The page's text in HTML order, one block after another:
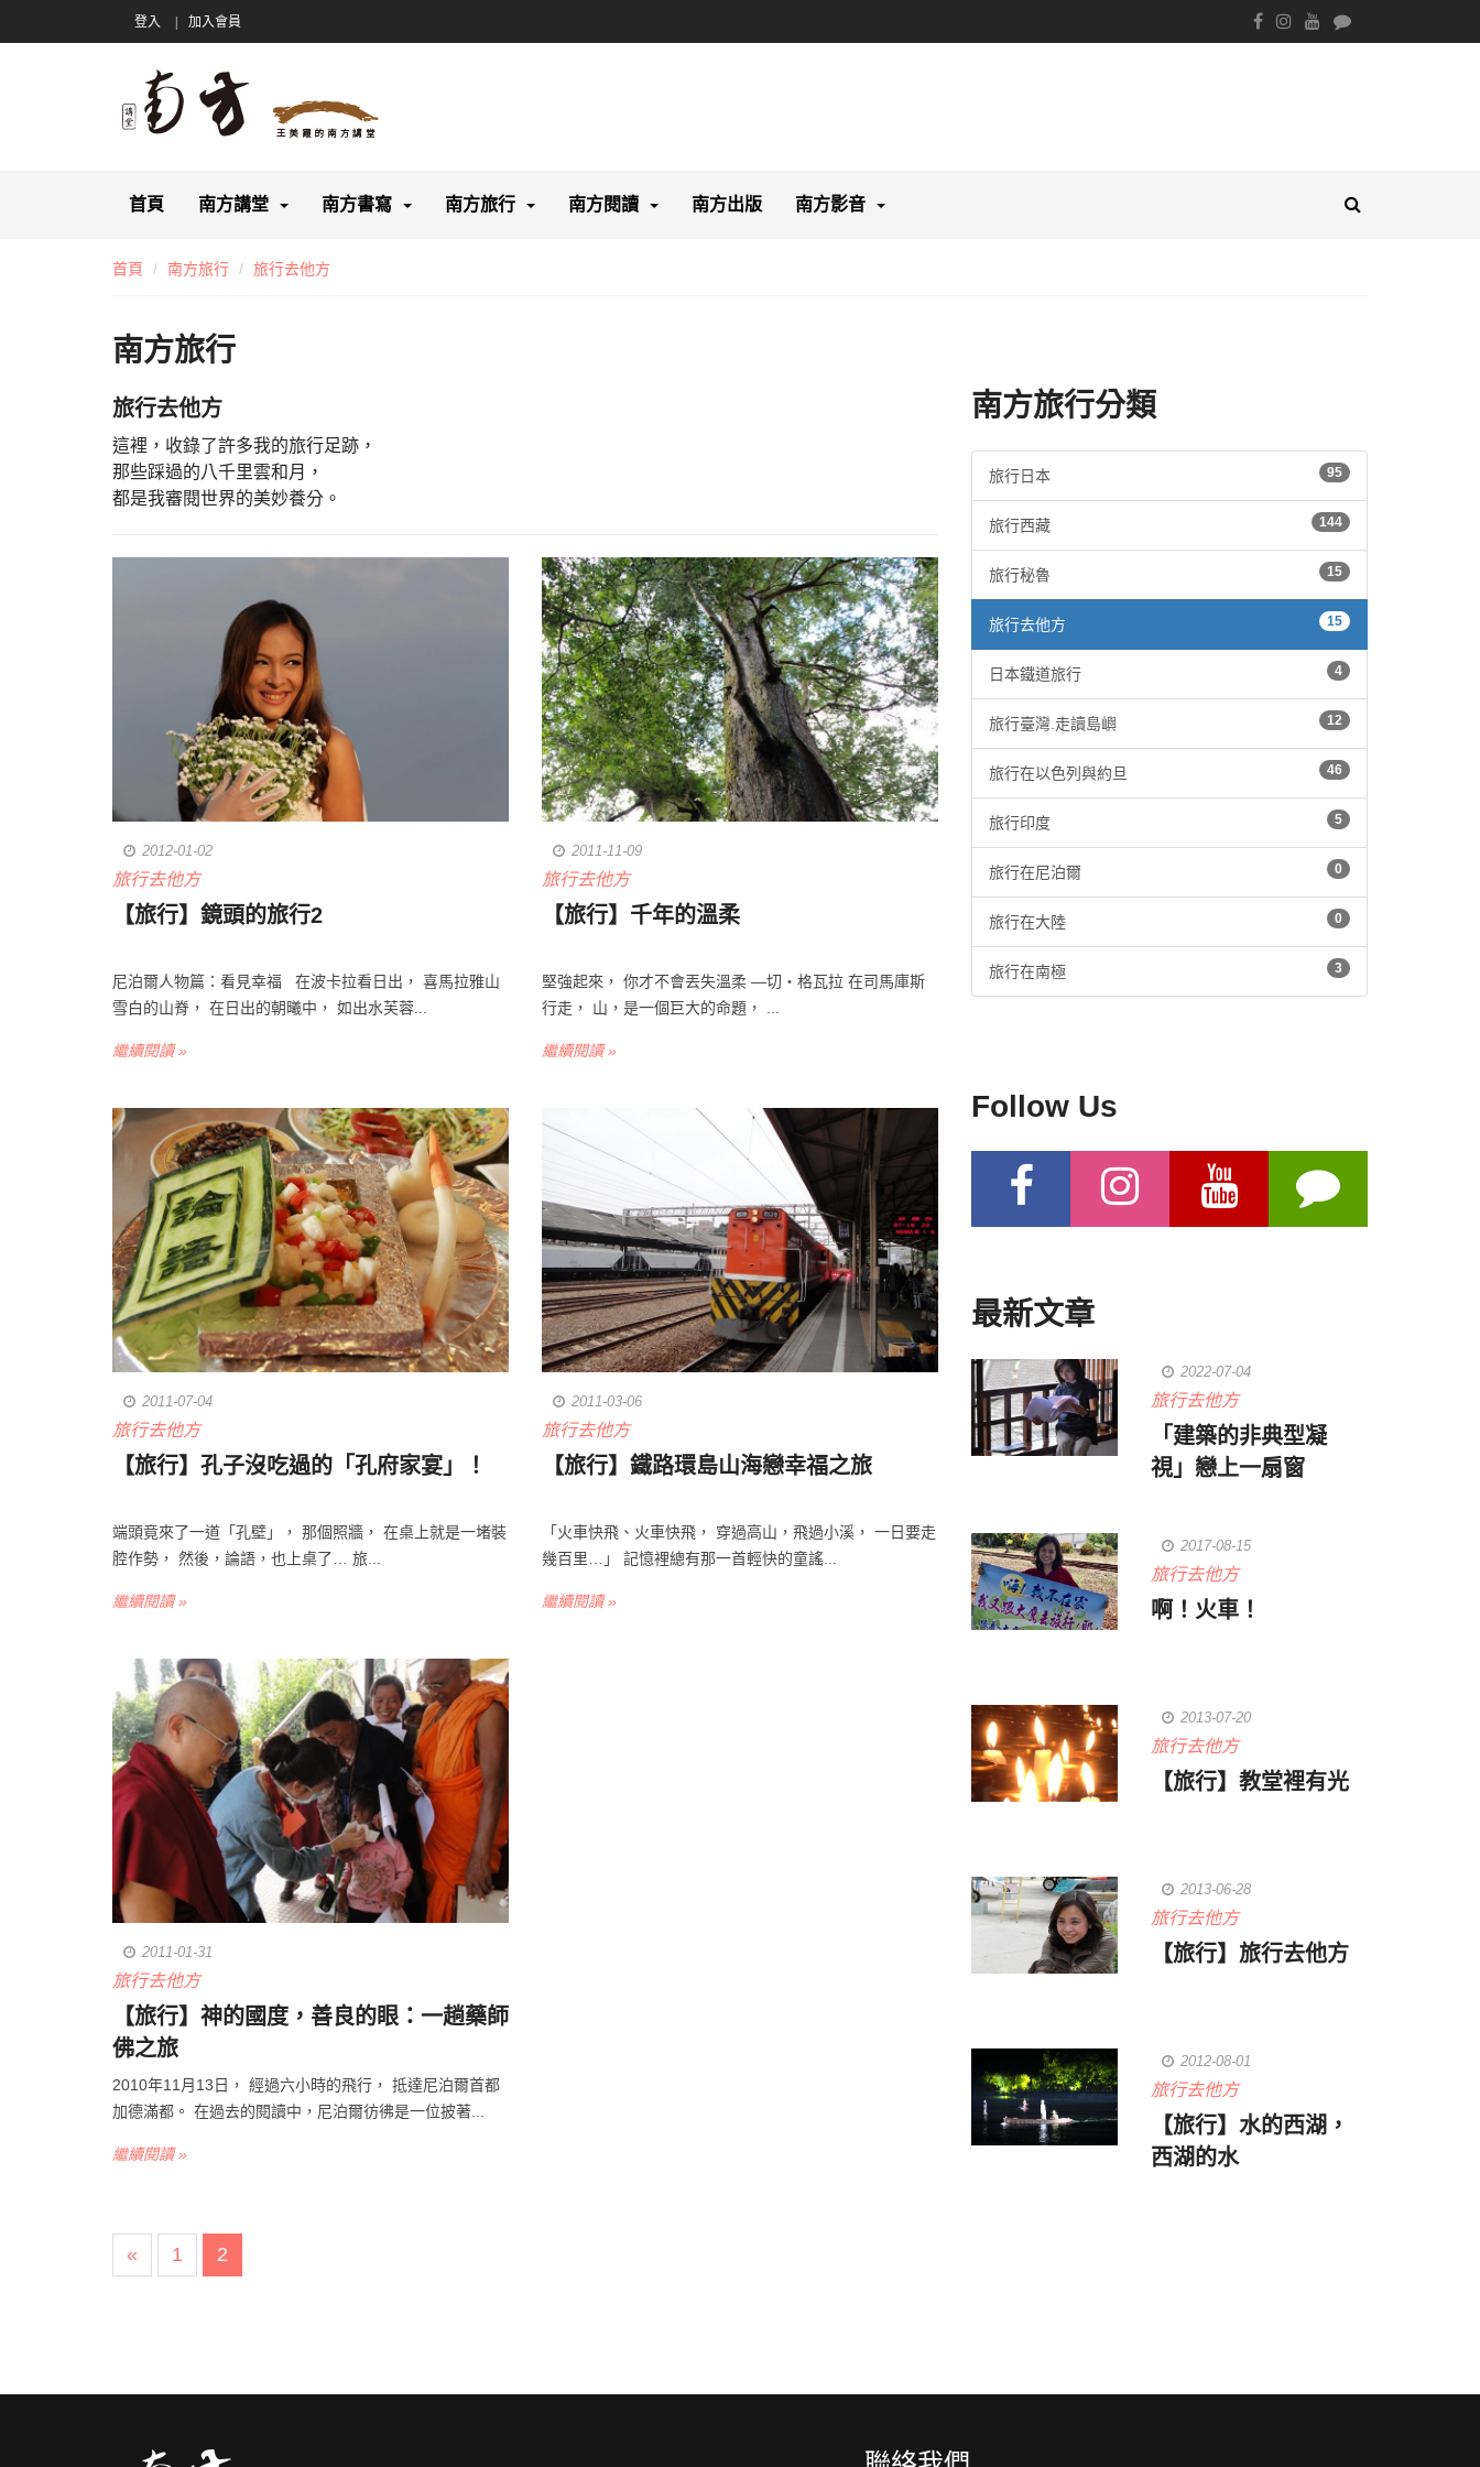
登入 加入會員
首頁 南方講堂 南方書寫 南方旅行 南方閱讀 南方出版 南方影音
首頁 南方旅行 旅行去他方
南方旅行
旅行去他方
這裡，收錄了許多我的旅行足跡，
那些踩過的八千里雲和月，
都是我審閱世界的美妙養分。
2012-01-02
旅行去他方
【旅行】鏡頭的旅行2
尼泊爾人物篇：看見幸福 在波卡拉看日出， 喜馬拉雅山
雪白的山脊， 在日出的朝曦中， 如出水芙蓉...
繼續閱讀 »
2011-11-09
旅行去他方
【旅行】千年的溫柔
堅強起來， 你才不會丟失溫柔 —切‧格瓦拉 在司馬庫斯
行走， 山，是一個巨大的命題， ...
繼續閱讀 »
2011-07-04
旅行去他方
【旅行】孔子沒吃過的「孔府家宴」！
端頭竟來了一道「孔壁」， 那個照牆， 在桌上就是一堵裝
腔作勢， 然後，論語，也上桌了… 旅...
繼續閱讀 »
2011-03-06
旅行去他方
【旅行】鐵路環島山海戀幸福之旅
「火車快飛、火車快飛， 穿過高山，飛過小溪， 一日要走
幾百里…」 記憶裡總有那一首輕快的童謠...
繼續閱讀 »
2011-01-31
旅行去他方
【旅行】神的國度，善良的眼：一趟藥師
佛之旅
2010年11月13日， 經過六小時的飛行， 抵達尼泊爾首都
加德滿都。 在過去的閱讀中，尼泊爾彷彿是一位披著...
繼續閱讀 »
« 1 2
南方旅行分類
旅行日本 95
旅行西藏 144
旅行秘魯 15
旅行去他方 15
日本鐵道旅行 4
旅行臺灣.走讀島嶼 12
旅行在以色列與約旦 46
旅行印度 5
旅行在尼泊爾 0
旅行在大陸 0
旅行在南極 3
Follow Us
最新文章
2022-07-04
旅行去他方
「建築的非典型凝
視」戀上一扇窗
2017-08-15
旅行去他方
啊！火車！
2013-07-20
旅行去他方
【旅行】教堂裡有光
2013-06-28
旅行去他方
【旅行】旅行去他方
2012-08-01
旅行去他方
【旅行】水的西湖，
西湖的水